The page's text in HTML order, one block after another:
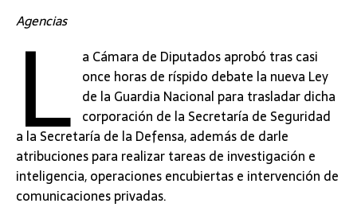
Agencias
L a Cámara de Diputados aprobó tras casi
once horas de ríspido debate la nueva Ley
de la Guardia Nacional para trasladar dicha
corporación de la Secretaría de Seguridad
a la Secretaría de la Defensa, además de darle
atribuciones para realizar tareas de investigación e
inteligencia, operaciones encubiertas e intervención de
comunicaciones privadas.